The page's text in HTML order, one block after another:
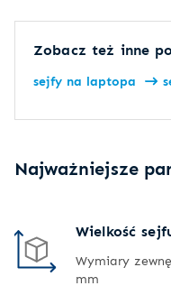
Zobacz też inne
sejfy na laptopa
Najważniejsze
Wielkość
Wymiary
mm